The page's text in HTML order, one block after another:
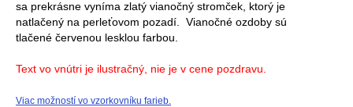
sa prekrásne vyníma zlatý vianočný stromček, ktorý je
natlačený na perleťovom pozadí. Vianočné ozdoby sú
tlačené červenou lesklou farbou.
Text vo vnútri je ilustračný, nie je v cene pozdravu.
Viac možností vo vzorkovníku farieb.